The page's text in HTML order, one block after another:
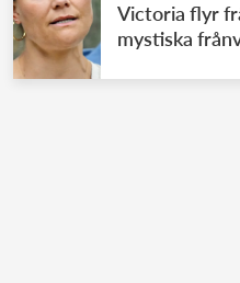
Victoria flyr
mystiska